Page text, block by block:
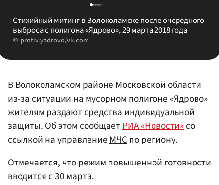
Стихийный митинг в Волоколамске после очередного
выброса с полигона «Ядрово», 29 марта 2018 года
protiv.yadrovo/vk.com
В Волоколамском районе Московской области
из-за ситуации на мусорном полигоне «Ядрово»
жителям раздают средства индивидуальной
защиты. Об этом сообщаетРИА «Новости»со
ссылкой на управлениеМЧСпо региону.
Отмечается, что режим повышенной готовности
вводится с 30 марта.